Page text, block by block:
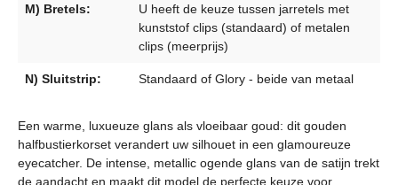
M) Bretels:
U heeft de keuze tussen jarretels met
kunststof clips (standaard) of metalen
clips (meerprijs)
N) Sluitstrip: Standaard of Glory - beide van metaal
Een warme, luxueuze glans als vloeibaar goud: dit gouden
halfbustierkorset verandert uw silhouet in een glamoureuze
eyecatcher. De intense, metallic ogende glans van de satijn trekt
de aandacht en maakt dit model de perfecte keuze voor